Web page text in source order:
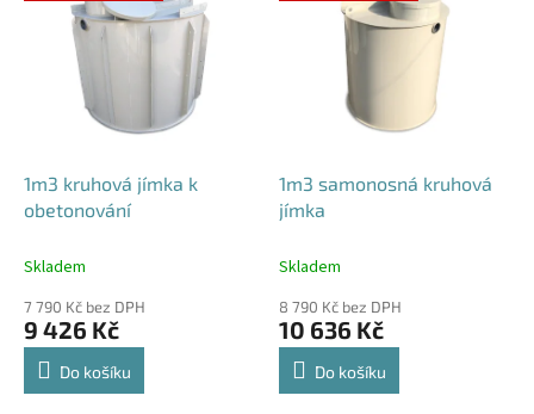
1m3 kruhová jímka k
obetonování
Skladem
7 790 Kč bez DPH
9 426 Kč
Do košíku
1m3 samonosná kruhová
jímka
Skladem
8 790 Kč bez DPH
10 636 Kč
Do košíku